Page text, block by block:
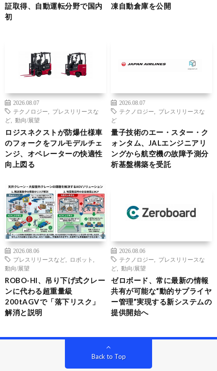
証取得、自動運転分野で国内
初
凍自動倉庫を公開
2026.08.07
テクノロジー
プレスリリースな
ど
動向/展望
ロジスネクストが防爆仕様車
のフォークをフルモデルチェ
ンジ、オペレーターの快適性
向上図る
2026.08.07
テクノロジー
プレスリリースな
ど
量子技術のエー・スター・ク
ォンタム、JALエンジニアリ
ングから航空機の故障予測分
析基盤構築を受託
2026.08.06
プレスリリースなど
ロボット
動向/展望
ROBO-HI、吊り下げ式クレー
ンに代わる超重量級
200tAGVで「落下リスク」
解消と説明
2026.08.06
テクノロジー
プレスリリースな
ど
動向/展望
ゼロボード、常に最新の情報
共有が可能な“動的サプライヤ
ー管理”実現する新システムの
提供開始へ
Back to Top